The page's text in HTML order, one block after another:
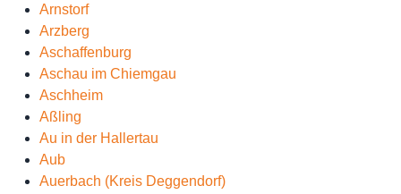
Arnstorf
Arzberg
Aschaffenburg
Aschau im Chiemgau
Aschheim
Aßling
Au in der Hallertau
Aub
Auerbach (Kreis Deggendorf)